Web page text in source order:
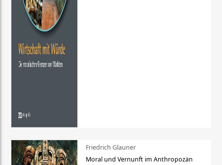
Friedrich Glauner
Moral und Vernunft im Anthropozän